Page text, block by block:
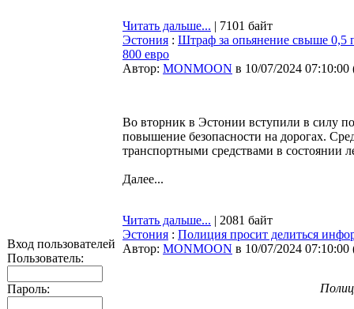
Вход пользователей
Пользователь:
Пароль:
Читать дальше... | 7101 байт
Эстония : Штраф за опьянение свыше 0,5
800 евро
Автор: MONMOON в 10/07/2024 07:10:00
Во вторник в Эстонии вступили в силу
повышение безопасности на дорогах.
транспортными средствами в состоянии
Далее...
Читать дальше... | 2081 байт
Эстония : Полиция просит делиться
Автор: MONMOON в 10/07/2024 07:10:00